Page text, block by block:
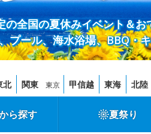
の全国の夏休みイベント＆
プール、海水浴場、BBQ・
北 関東 東京 甲信越 東海 北陸
ら探す 夏祭り